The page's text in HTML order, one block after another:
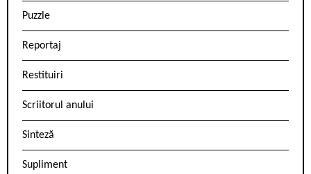
Puzzle
Reportaj
Restituiri
Scriitorul anului
Sinteză
Supliment